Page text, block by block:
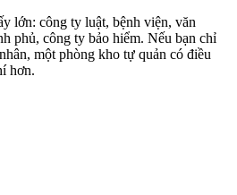
lớn: công ty luật, bệnh viện, văn
phủ, công ty bảo hiểm. Nếu bạn chỉ
một phòng kho tự quản có điều
hơn.